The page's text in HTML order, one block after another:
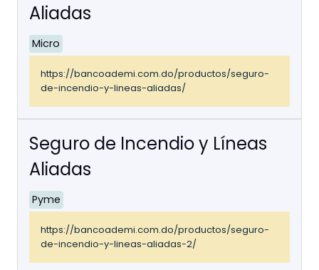
Aliadas
Micro
https://bancoademi.com.do/productos/seguro-
de-incendio-y-lineas-aliadas/
Seguro de Incendio y Líneas
Aliadas
Pyme
https://bancoademi.com.do/productos/seguro-
de-incendio-y-lineas-aliadas-2/